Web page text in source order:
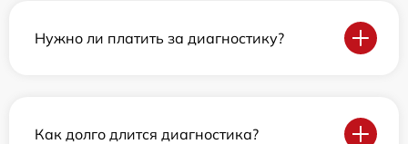
Нужно ли платить за диагностику?
Как долго длится диагностика?